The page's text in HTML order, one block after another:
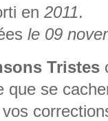
en 2011.
le 09
Tristes
que se